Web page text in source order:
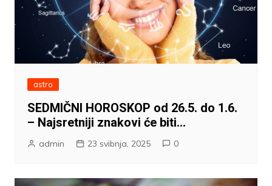
astro
SEDMIČNI HOROSKOP od 26.5. do 1.6.
– Najsretniji znakovi će biti…
admin 23 svibnja, 2025 0